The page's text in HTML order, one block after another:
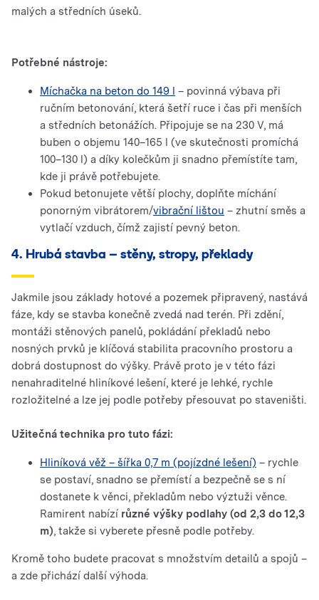
malých a středních úseků.
Potřebné nástroje:
Míchačka na beton do 149 l – povinná výbava při
ručním betonování, která šetří ruce i čas při menších
a středních betonážích. Připojuje se na 230 V, má
buben o objemu 140–165 l (ve skutečnosti promíchá
100–130 l) a díky kolečkům ji snadno přemístíte tam,
kde ji právě potřebujete.
Pokud betonujete větší plochy, doplňte míchání
ponorným vibrátorem/vibrační lištou – zhutní směs a
vytlačí vzduch, čímž zajistí pevný beton.
4. Hrubá stavba – stěny, stropy, překlady
Jakmile jsou základy hotové a pozemek připravený, nastává
fáze, kdy se stavba konečně zvedá nad terén. Při zdění,
montáži stěnových panelů, pokládání překladů nebo
nosných prvků je klíčová stabilita pracovního prostoru a
dobrá dostupnost do výšky. Právě proto je v této fázi
nenahraditelné hliníkové lešení, které je lehké, rychle
rozložitelné a lze jej podle potřeby přesouvat po staveništi.
Užitečná technika pro tuto fázi:
Hliníková věž – šířka 0,7 m (pojízdné lešení) – rychle
se postaví, snadno se přemístí a bezpečně se s ní
dostanete k věnci, překladům nebo výztuži věnce.
Ramirent nabízí různé výšky podlahy (od 2,3 do 12,3
m), takže si vyberete přesně podle potřeby.
Kromě toho budete pracovat s množstvím detailů a spojů –
a zde přichází další výhoda.